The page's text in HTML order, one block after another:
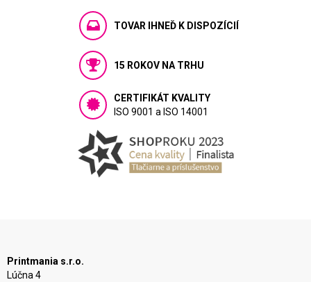
TOVAR IHNEĎ K DISPOZÍCIÍ
15 ROKOV NA TRHU
CERTIFIKÁT KVALITY
ISO 9001 a ISO 14001
Printmania s.r.o.
Lúčna 4